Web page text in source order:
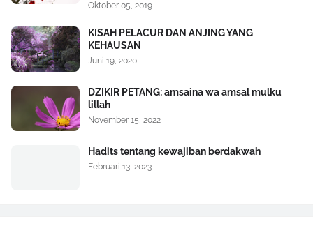
Oktober 05, 2019
KISAH PELACUR DAN ANJING YANG
KEHAUSAN
Juni 19, 2020
DZIKIR PETANG: amsaina wa amsal mulku
lillah
November 15, 2022
Hadits tentang kewajiban berdakwah
Februari 13, 2023